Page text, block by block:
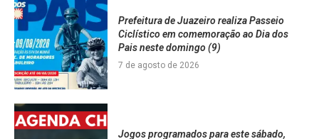
Prefeitura de Juazeiro realiza Passeio
Ciclístico em comemoração ao Dia dos
Pais neste domingo (9)
7 de agosto de 2026
Jogos programados para este sábado,